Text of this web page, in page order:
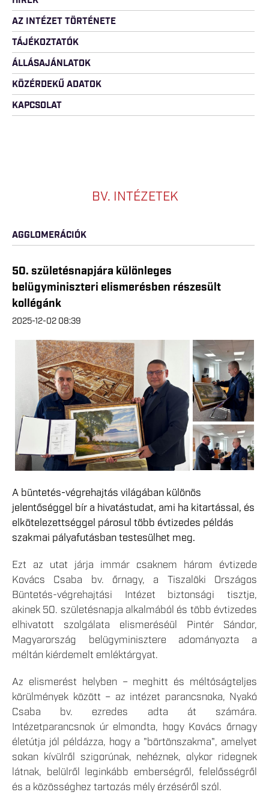
AZ INTÉZET TÖRTÉNETE
TÁJÉKOZTATÓK
ÁLLÁSAJÁNLATOK
KÖZÉRDEKŰ ADATOK
KAPCSOLAT
BV. INTÉZETEK
AGGLOMERÁCIÓK
50. születésnapjára különleges
belügyminiszteri elismerésben részesült
kollégánk
2025-12-02 08:39
A büntetés-végrehajtás világában különös
jelentőséggel bír a hivatástudat, ami ha kitartással, és
elkötelezettséggel párosul több évtizedes példás
szakmai pályafutásban testesülhet meg.
Ezt az utat járja immár csaknem három évtizede
Kovács Csaba bv. őrnagy, a Tiszalöki Országos
Büntetés-végrehajtási Intézet biztonsági tisztje,
akinek 50. születésnapja alkalmából és több évtizedes
elhivatott szolgálata elismeréséül Pintér Sándor,
Magyarország belügyminisztere adományozta a
méltán kiérdemelt emléktárgyat.
Az elismerést helyben – meghitt és méltóságteljes
körülmények között – az intézet parancsnoka, Nyakó
Csaba bv. ezredes adta át számára.
Intézetparancsnok úr elmondta, hogy Kovács őrnagy
életútja jól példázza, hogy a "börtönszakma", amelyet
sokan kívülről szigorúnak, nehéznek, olykor ridegnek
látnak, belülről leginkább emberségről, felelősségről
és a közösséghez tartozás mély érzéséről szól.